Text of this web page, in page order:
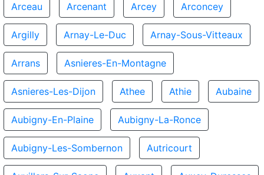
Arceau Arcenant Arcey Arconcey
Argilly Arnay-Le-Duc Arnay-Sous-Vitteaux
Arrans Asnieres-En-Montagne
Asnieres-Les-Dijon Athee Athie Aubaine
Aubigny-En-Plaine Aubigny-La-Ronce
Aubigny-Les-Sombernon Autricourt